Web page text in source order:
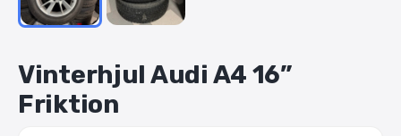
Vinterhjul Audi A4 16”
Friktion